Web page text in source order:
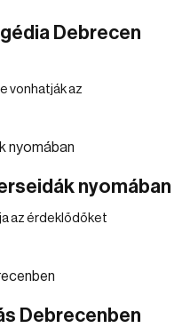
Debrecen
vonhatják az
nyomában
az érdeklődőket
Debrecenben